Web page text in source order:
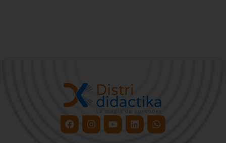
FacebookInstagram
YoutubeLinkedinWhatsapp